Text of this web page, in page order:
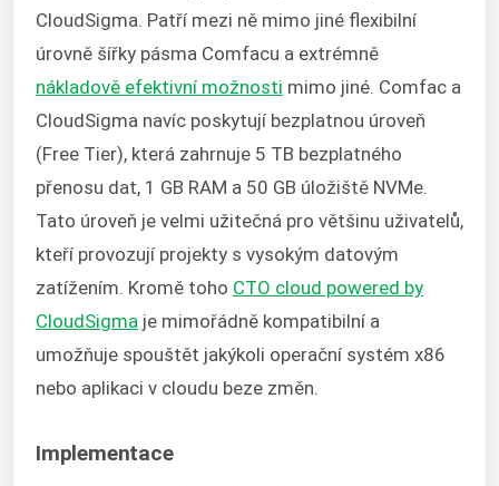
CloudSigma. Patří mezi ně mimo jiné flexibilní
úrovně šířky pásma Comfacu a extrémně
nákladově efektivní možnosti mimo jiné. Comfac a
CloudSigma navíc poskytují bezplatnou úroveň
(Free Tier), která zahrnuje 5 TB bezplatného
přenosu dat, 1 GB RAM a 50 GB úložiště NVMe.
Tato úroveň je velmi užitečná pro většinu uživatelů,
kteří provozují projekty s vysokým datovým
zatížením. Kromě toho CTO cloud powered by
CloudSigma je mimořádně kompatibilní a
umožňuje spouštět jakýkoli operační systém x86
nebo aplikaci v cloudu beze změn.
Implementace